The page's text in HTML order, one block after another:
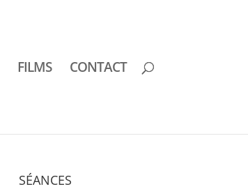
FILMS CONTACT
SÉANCES